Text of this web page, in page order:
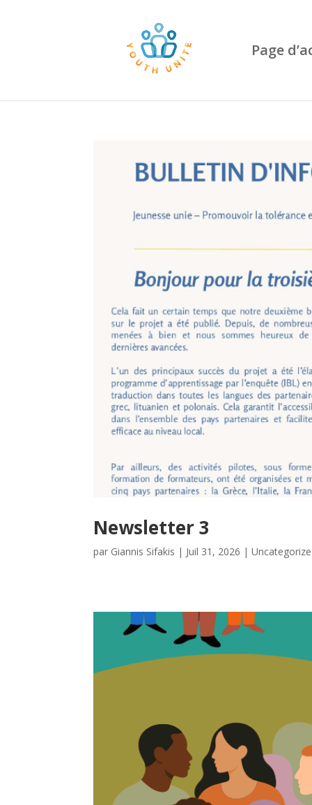
Page
Newsletter 3
par Giannis Sifakis | Juil 31, 2026 |